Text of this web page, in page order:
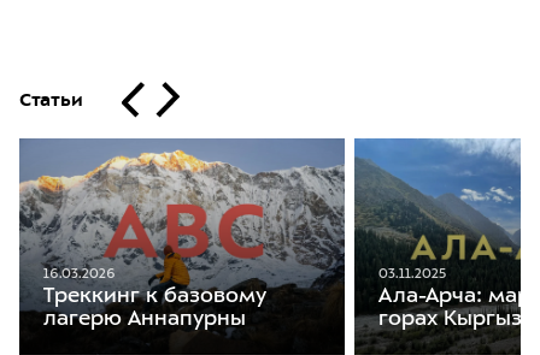
Статьи
16.03.2026
Треккинг к базовому
лагерю Аннапурны
03.11.2025
Ала-Арча:
горах